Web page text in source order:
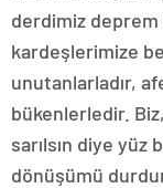
derdimiz deprem
kardeşlerimize
unutanlarladır,
bükenlerledir.
sarılsın diye
dönüşümü